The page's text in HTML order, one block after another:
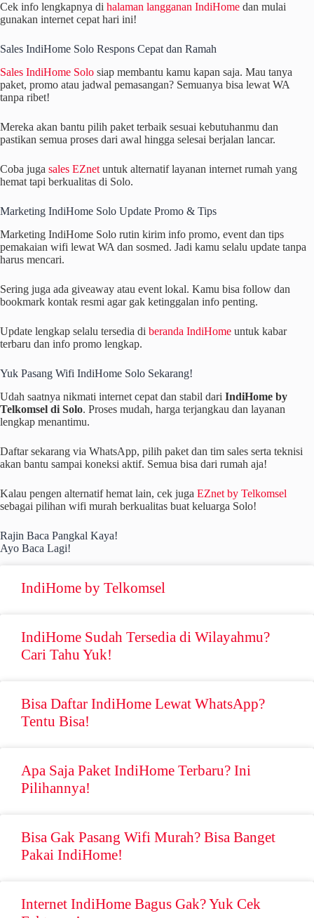
Cek info lengkapnya di halaman langganan IndiHome dan mulai
gunakan internet cepat hari ini!
Sales IndiHome Solo Respons Cepat dan Ramah
Sales IndiHome Solo siap membantu kamu kapan saja. Mau tanya
paket, promo atau jadwal pemasangan? Semuanya bisa lewat WA
tanpa ribet!
Mereka akan bantu pilih paket terbaik sesuai kebutuhanmu dan
pastikan semua proses dari awal hingga selesai berjalan lancar.
Coba juga sales EZnet untuk alternatif layanan internet rumah yang
hemat tapi berkualitas di Solo.
Marketing IndiHome Solo Update Promo & Tips
Marketing IndiHome Solo rutin kirim info promo, event dan tips
pemakaian wifi lewat WA dan sosmed. Jadi kamu selalu update tanpa
harus mencari.
Sering juga ada giveaway atau event lokal. Kamu bisa follow dan
bookmark kontak resmi agar gak ketinggalan info penting.
Update lengkap selalu tersedia di beranda IndiHome untuk kabar
terbaru dan info promo lengkap.
Yuk Pasang Wifi IndiHome Solo Sekarang!
Udah saatnya nikmati internet cepat dan stabil dari IndiHome by
Telkomsel di Solo. Proses mudah, harga terjangkau dan layanan
lengkap menantimu.
Daftar sekarang via WhatsApp, pilih paket dan tim sales serta teknisi
akan bantu sampai koneksi aktif. Semua bisa dari rumah aja!
Kalau pengen alternatif hemat lain, cek juga EZnet by Telkomsel
sebagai pilihan wifi murah berkualitas buat keluarga Solo!
Rajin Baca Pangkal Kaya!
Ayo Baca Lagi!
IndiHome by Telkomsel
IndiHome Sudah Tersedia di Wilayahmu?
Cari Tahu Yuk!
Bisa Daftar IndiHome Lewat WhatsApp?
Tentu Bisa!
Apa Saja Paket IndiHome Terbaru? Ini
Pilihannya!
Bisa Gak Pasang Wifi Murah? Bisa Banget
Pakai IndiHome!
Internet IndiHome Bagus Gak? Yuk Cek